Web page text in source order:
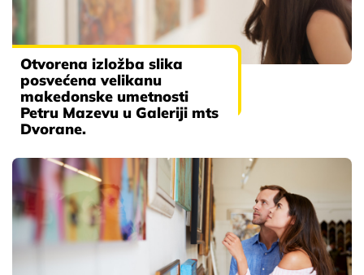
Otvorena izložba slika
posvećena velikanu
makedonske umetnosti
Petru Mazevu u Galeriji mts
Dvorane.